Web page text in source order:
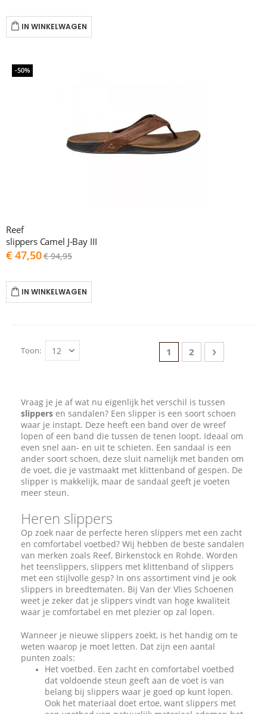
IN WINKELWAGEN
-50%
Reef
slippers Camel J-Bay III
As
low
€ 47,50€ 94,95
IN WINKELWAGEN
Pagina
U lees momenteel
1 Pagina
2 Pagina
Volgende
Toon
Vraag je je af wat nu eigenlijk het verschil is tussen
slippers en sandalen? Een slipper is een soort schoen
waar je instapt. Deze heeft een band over de wreef
lopen of een band die tussen de tenen loopt. Ideaal om
even snel aan- en uit te schieten. Een sandaal is een
ander soort schoen, deze sluit namelijk met banden om
de voet, die je vastmaakt met klittenband of gespen. De
slipper is makkelijk, maar de sandaal geeft je voeten
meer steun.
Heren slippers
Op zoek naar de perfecte heren slippers met een zacht
en comfortabel voetbed? Wij hebben de beste sandalen
van merken zoals Reef, Birkenstock en Rohde. Worden
het teenslippers, slippers met klittenband of slippers
met een stijlvolle gesp? In ons assortiment vind je ook
slippers in breedtematen. Bij Van der Vlies Schoenen
weet je zeker dat je slippers vindt van hoge kwaliteit
waar je comfortabel en met plezier op zal lopen.
Wanneer je nieuwe slippers zoekt, is het handig om te
weten waarop je moet letten. Dat zijn een aantal
punten zoals:
Het voetbed. Een zacht en comfortabel voetbed
dat voldoende steun geeft aan de voet is van
belang bij slippers waar je goed op kunt lopen.
Ook het materiaal doet ertoe, want slippers met